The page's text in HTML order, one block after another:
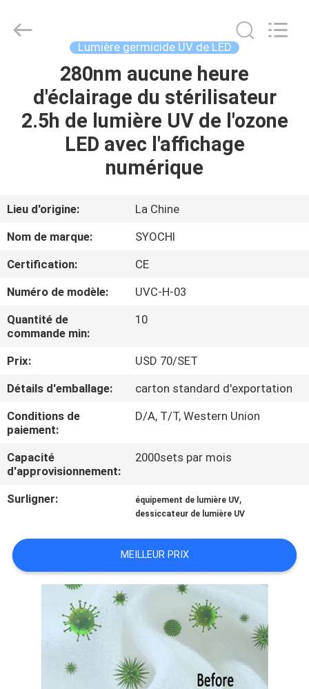
MAISON
PRODUITS
DE
NOUS
VISITE
D'USINE
CONTRÔLE
DE
QUALITÉ
CONTACTEZ-
NOUS
NOUVELLES
DEMANDEZ
UNE
CITATION
PLAN
Syochi
Electronics
Lumière germicide UV de LED
280nm aucune heure
d'éclairage du stérilisateur
2.5h de lumière UV de l'ozone
LED avec l'affichage
numérique
Lieu d'origine:
La Chine
Nom de marque:
SYOCHI
Certification:
CE
Numéro de modèle:
UVC-H-03
Quantité de
commande min:
10
Prix:
USD 70/SET
Détails d'emballage:
carton standard d'exportation
Conditions de
paiement:
D/A, T/T, Western Union
Capacité
d'approvisionnement:
2000sets par mois
Surligner: équipement de lumière UV,
dessiccateur de lumière UV
MEILLEUR PRIX